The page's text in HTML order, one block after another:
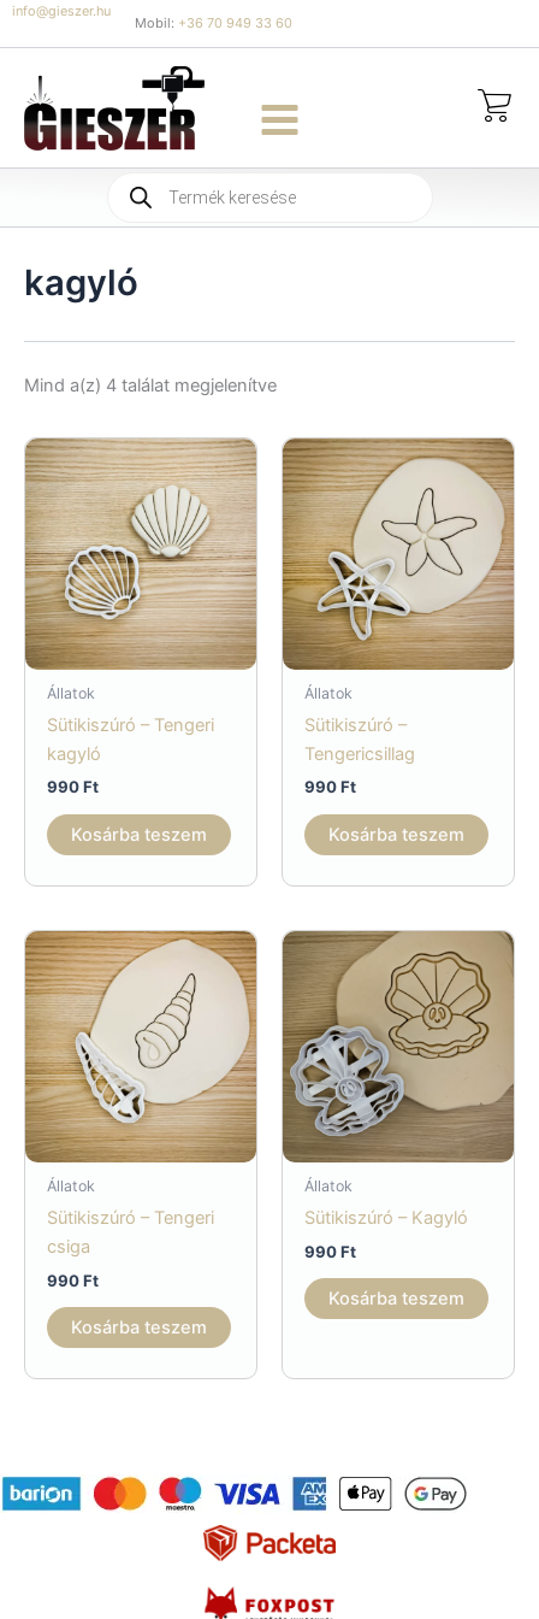
Skip
to
content
info@gieszer.hu
Mobil: +36 70 949 33 60
Products
search
kagyló
Mind a(z) 4 találat megjelenítveSorted
Állatok
Sütikiszúró – Tengeri
kagyló
990Ft
Kosárba teszem
Állatok
Sütikiszúró –
Tengericsillag
990Ft
Kosárba teszem
Állatok
Sütikiszúró – Tengeri
csiga
990Ft
Kosárba teszem
Állatok
Sütikiszúró – Kagyló
990Ft
Kosárba teszem